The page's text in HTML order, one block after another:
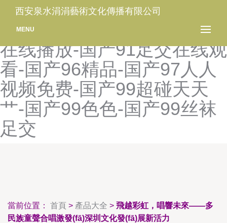
国产91性交二区大片-国产
91页-国产91在线播-国产91
在线播放-国产91足交在线观
看-国产96精品-国产97人人
视频免费-国产99超碰天天
艹-国产99色色-国产99丝袜
足交
西安泉水涓涓藝術文化傳播有限公司
MENU
當前位置： 首頁 > 產品大全 > 飛越彩虹，唱響未來——多
民族童聲合唱激發(fā)深圳文化發(fā)展新活力